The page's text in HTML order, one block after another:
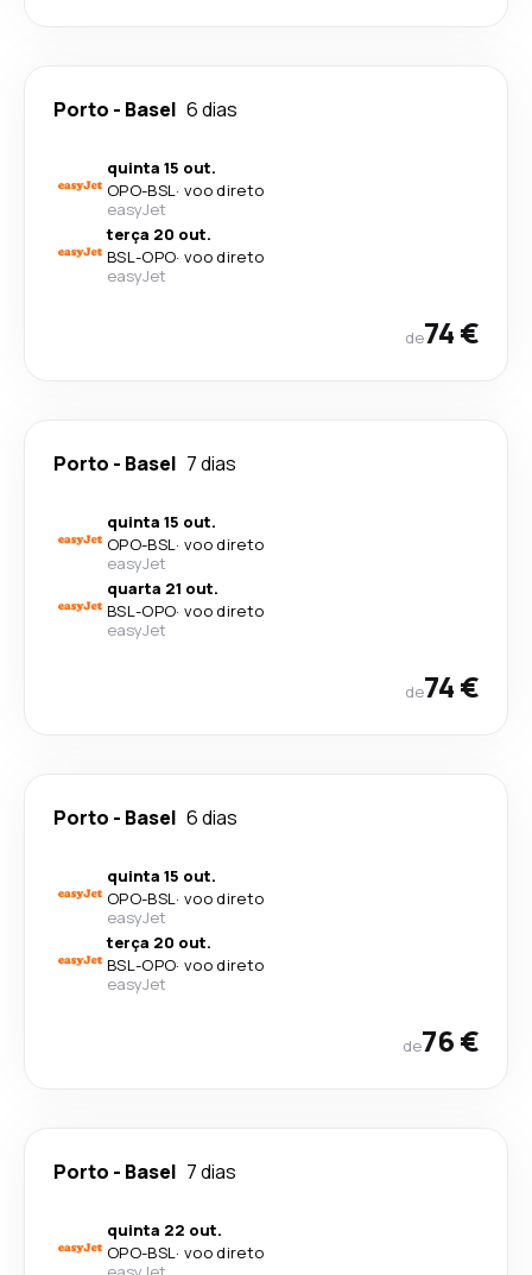
Porto - Basel 6 dias
quinta 15 out.
OPO-BSL· voo direto
easyJet
terça 20 out.
BSL-OPO· voo direto
easyJet
de74 €
Porto - Basel 7 dias
quinta 15 out.
OPO-BSL· voo direto
easyJet
quarta 21 out.
BSL-OPO· voo direto
easyJet
de74 €
Porto - Basel 6 dias
quinta 15 out.
OPO-BSL· voo direto
easyJet
terça 20 out.
BSL-OPO· voo direto
easyJet
de76 €
Porto - Basel 7 dias
quinta 22 out.
OPO-BSL· voo direto